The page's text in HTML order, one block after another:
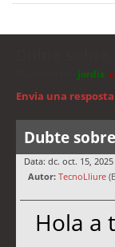
jordis
Envia una resposta
Dubte
Data: dc. oct. 15,
Autor: TecnoLliure
Hola a